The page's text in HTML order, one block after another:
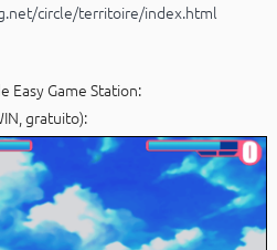
circle/territoire/index.html
Easy Game Station:
gratuito):